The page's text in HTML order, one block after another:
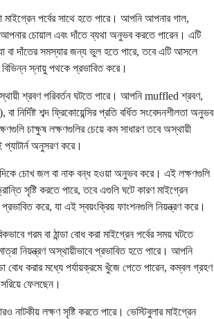
মাইগ্রেন পর্বের সাথে হতে পারে। আপনি আপনার গাল,
আপনার চোয়াল এবং দাঁতে ব্যথা অনুভব করতে পারেন। এটি
বা দাঁতের সমস্যার জন্য ভুল হতে পারে, তবে এটি আসলে
স্নায়ু পথকে প্রভাবিত করে।
শ্রবণ পরিবর্তন ঘটতে পারে। আপনি muffled শ্রবণ,
নির্দিষ্ট শব্দ ফ্রিকোয়েন্সির প্রতি বর্ধিত সংবেদনশীলতা অনুভব
চাক্ষুষ লক্ষণগুলির চেয়ে কম সাধারণ তবে অস্থায়ী
প্যাটার্ন অনুসরণ করে।
চোখ জল বা নাক বন্ধ হওয়া অনুভব করে। এই লক্ষণগুলি
সৃষ্টি করতে পারে, তবে এগুলি ঘটে কারণ মাইগ্রেন
করে, যা এই স্বয়ংক্রিয় ফাংশনগুলি নিয়ন্ত্রণ করে।
গরম বা ঠান্ডা বোধ করা মাইগ্রেন পর্বের সময় ঘটতে
নিয়ন্ত্রণ অস্থায়ীভাবে প্রভাবিত হতে পারে। আপনি
বোধ করার মধ্যে পর্যায়ক্রমে খুঁজে পেতে পারেন, কম্বল গ্রহণ
ফেলছেন।
নাটকীয় লক্ষণ সৃষ্টি করতে পারে। ভেস্টিবুলার মাইগ্রেন